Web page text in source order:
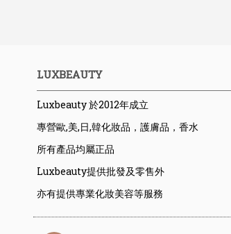
LUXBEAUTY
Luxbeauty 於2012年成立
專營歐,美,日,韓化妝品，護膚品，香水
所有產品均屬正品
Luxbeauty提供批發及零售外
亦有提供專業化妝美容等服務